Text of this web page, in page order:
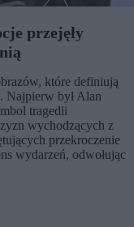
przejęły
które definiują
Najpierw był Alan
tragedii
wychodzących z
przekroczenie
wydarzeń, odwołując